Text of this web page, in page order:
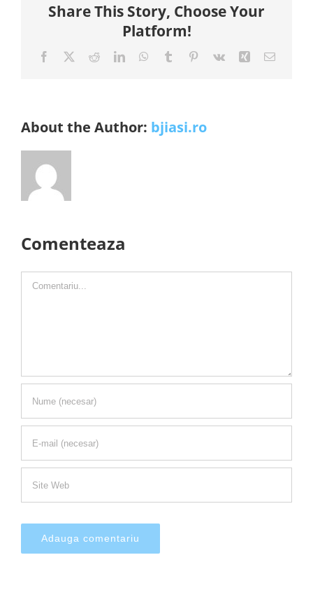
Share This Story, Choose Your
Platform!
Facebook RedditLinkedInWhatsApp
Tumblr Pinterest
Vk Xing E-
About the Author: bjiasi.ro
Comenteaza